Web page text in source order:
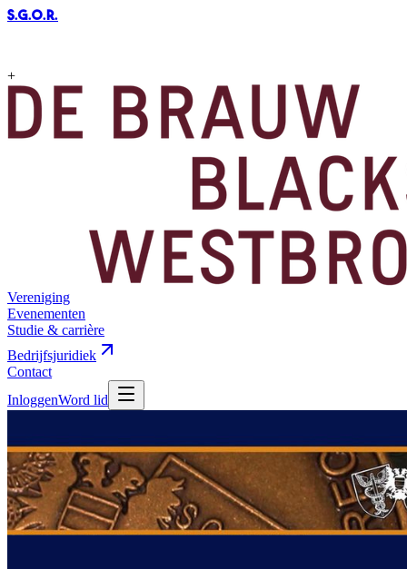
S.G.O.R.
+
Vereniging
Evenementen
Studie & carrière
Bedrijfsjuridiek
Contact
InloggenWord lid